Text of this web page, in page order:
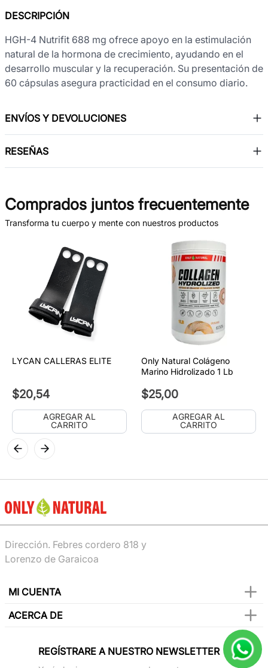
DESCRIPCIÓN
HGH-4 Nutrifit 688 mg ofrece apoyo en la estimulación
natural de la hormona de crecimiento, ayudando en el
desarrollo muscular y la recuperación. Su presentación de
60 cápsulas asegura practicidad en el consumo diario.
ENVÍOS Y DEVOLUCIONES
RESEÑAS
Comprados juntos frecuentemente
Transforma tu cuerpo y mente con nuestros productos
LYCAN CALLERAS ELITE
$20,54
AGREGAR AL
CARRITO
Only Natural Colágeno
Marino Hidrolizado 1 Lb
$25,00
AGREGAR AL
CARRITO
Dirección. Febres cordero 818 y
Lorenzo de Garaicoa
MI CUENTA
ACERCA DE
REGÍSTRARE A NUESTRO NEWSLETTER